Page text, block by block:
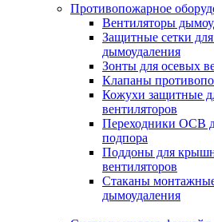
Противопожарное
Вентиляторы
Защитные сетки
дымоудаления
Зонты для осевых
Клапаны
Кожухи защитные
вентиляторов
Переходники ОСВ
подпора
Поддоны для
вентиляторов
Стаканы
дымоудаления